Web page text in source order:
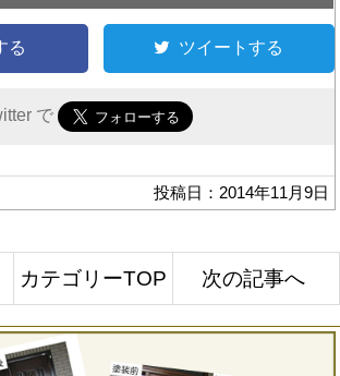
る ツイートする
で
投稿日：2014年11月9日
カテゴリーTOP 次の記事へ